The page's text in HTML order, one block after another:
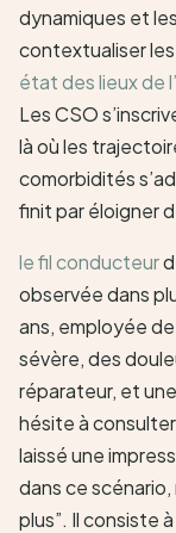
dynamiques et
contextualiser
état des lieux de
Les CSO
là où les
comorbidités
finit par éloigner
le fil conducteur
observée dans
ans, employée
sévère, des
réparateur, et
hésite à
laissé une
dans ce scénario,
plus”. Il consiste à